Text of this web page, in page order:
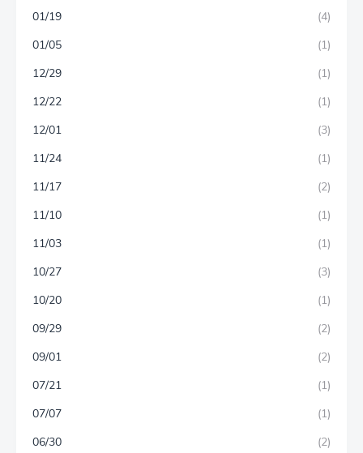
01/19
(4)
01/05
(1)
12/29
(1)
12/22
(1)
12/01
(3)
11/24
(1)
11/17
(2)
11/10
(1)
11/03
(1)
10/27
(3)
10/20
(1)
09/29
(2)
09/01
(2)
07/21
(1)
07/07
(1)
06/30
(2)